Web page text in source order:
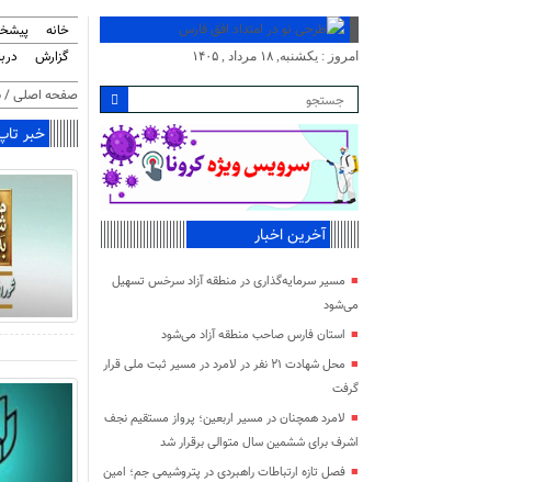
خانه
گزارش
صفحه اصلی/
خبر
امروز : یکشنبه, ۱۸ مرداد , ۱۴۰۵
آخرین اخبار
مسیر سرمایه‌گذاری در منطقه آزاد سرخس تسهیل
می‌شود
استان فارس صاحب منطقه آزاد می‌شود
محل شهادت ۲۱ نفر در لامرد در مسیر ثبت ملی قرار
گرفت
لامرد همچنان در مسیر اربعین؛ پرواز مستقیم نجف
اشرف برای ششمین سال متوالی برقرار شد
فصل تازه ارتباطات راهبردی در پتروشیمی جم؛ امین